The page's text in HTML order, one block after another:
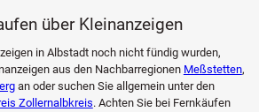
über Kleinanzeigen
in Albstadt noch nicht fündig wurden,
aus den Nachbarregionen Meßstetten,
an oder suchen Sie allgemein unter den
Zollernalbkreis. Achten Sie bei Fernkäufen